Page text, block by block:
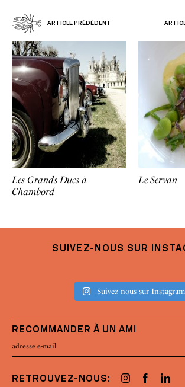
ARTICLE PRÉDÉDENT
Les Grands Ducs à
Chambord
Le Servan
SUIVEZ-NOUS SUR
Suivez-nous sur Instagram
RECOMMANDER À UN AMI
RETROUVEZ-NOUS: